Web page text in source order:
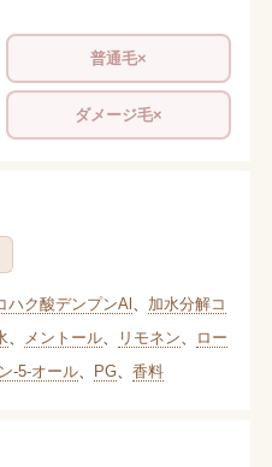
普通毛×
ダメージ毛×
ハク酸デンプンAl
加水分解コ
メントール、 リモネン
ロー
-5-オール、 PG、 香料